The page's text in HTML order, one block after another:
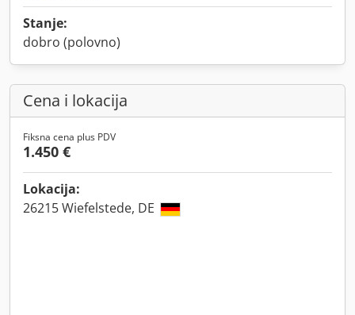
Stanje:
dobro (polovno)
Cena i lokacija
Fiksna cena plus PDV
1.450 €
Lokacija:
26215 Wiefelstede, DE